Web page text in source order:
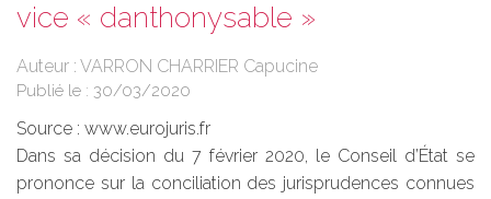
vice « danthonysable »
Auteur : VARRON CHARRIER Capucine
Publié le : 30/03/2020
Source : www.eurojuris.fr
Dans sa décision du 7 février 2020, le Conseil d’État se
prononce sur la conciliation des jurisprudences connues